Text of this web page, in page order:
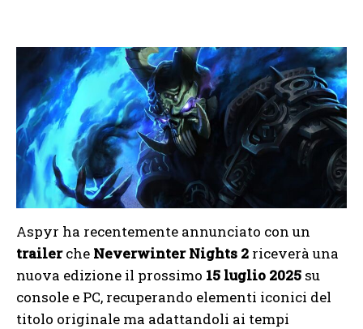
Aspyr ha recentemente annunciato con un
trailerche Neverwinter Nights 2 riceverà una
nuova edizione il prossimo 15 luglio 2025 su
console e PC, recuperando elementi iconici del
titolo originale ma adattandoli ai tempi